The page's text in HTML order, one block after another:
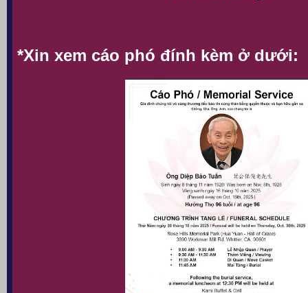
*Xin xem cáo phó đính kèm ở dưới: